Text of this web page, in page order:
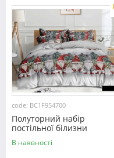
code: BC1F954700
Полуторний набір
постільної білизни
150*220 з Фланелі
№954700 Черешенька™
В наявності